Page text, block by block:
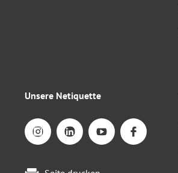
Unsere Netiquette